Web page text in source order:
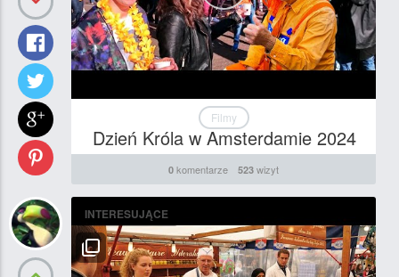
Filmy
Dzień Króla w Amsterdamie 2024
0 komentarze 523 wizyt
INTERESUJĄCE